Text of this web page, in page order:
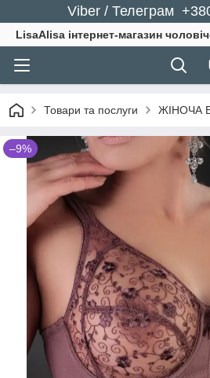
Viber / Телеграм
LisaAlisa інтернет-магазин
Товари та послуги ЖІНОЧА
–9%